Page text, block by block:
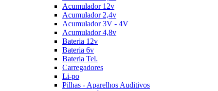
Acumulador 12v
Acumulador 2,4v
Acumulador 3V - 4V
Acumulador 4,8v
Bateria 12v
Bateria 6v
Bateria Tel.
Carregadores
Li-po
Pilhas - Aparelhos Auditivos